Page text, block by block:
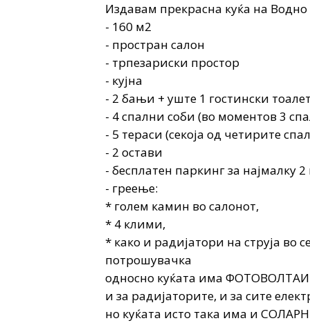
Издавам прекрасна куќа на
- 160 м2
- простран салон
- трпезариски простор
- кујна
- 2 бањи + уште 1 гостински
- 4 спални соби (во моментов 3
- 5 тераси (секоја од четирите
- 2 остави
- бесплатен паркинг за најмалку
- греење:
* голем камин во салонот,
* 4 клими,
* како и радијатори на струја во
потрошувачка
односно куќата има
и за радијаторите, и за сите
но куќата исто така има и